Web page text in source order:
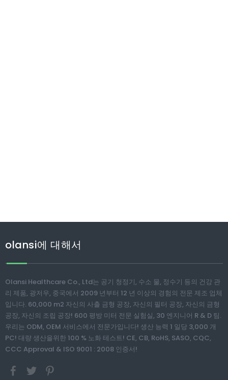
olansi에 대해서
Olansi Healthcare Co., Ltd는 공기 청정기, 수소 물, 정수기 등의 건강 관
리 제품, 광저우, 중국에서 2009 년부터 12 년 이상의 경험의 전문 제조 업체
입니다. 60,000 m2 자신의 사출 금형 공장, 자신의 필터 공장, 자신의 금형
공장, 자신의 조립 공장! 600 평방 미터 전문 실험실, 30 엔지니어 R & D 팀.
우리는 ODM, OEM 서비스에서 전문가입니다! 생산 능력 1 일당 3,000 개
PC! 대량 생산을위한 100 % 노화 테스트! CE, CB, RoHS, SASO, CQC,
CCC Approval & ISO 9001 : 2008 인증서!